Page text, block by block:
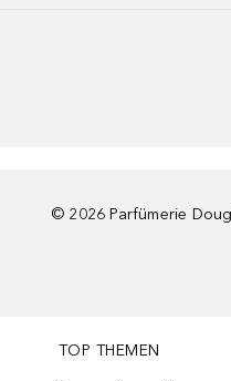
© 2026 Parfümerie
TOP THEMEN